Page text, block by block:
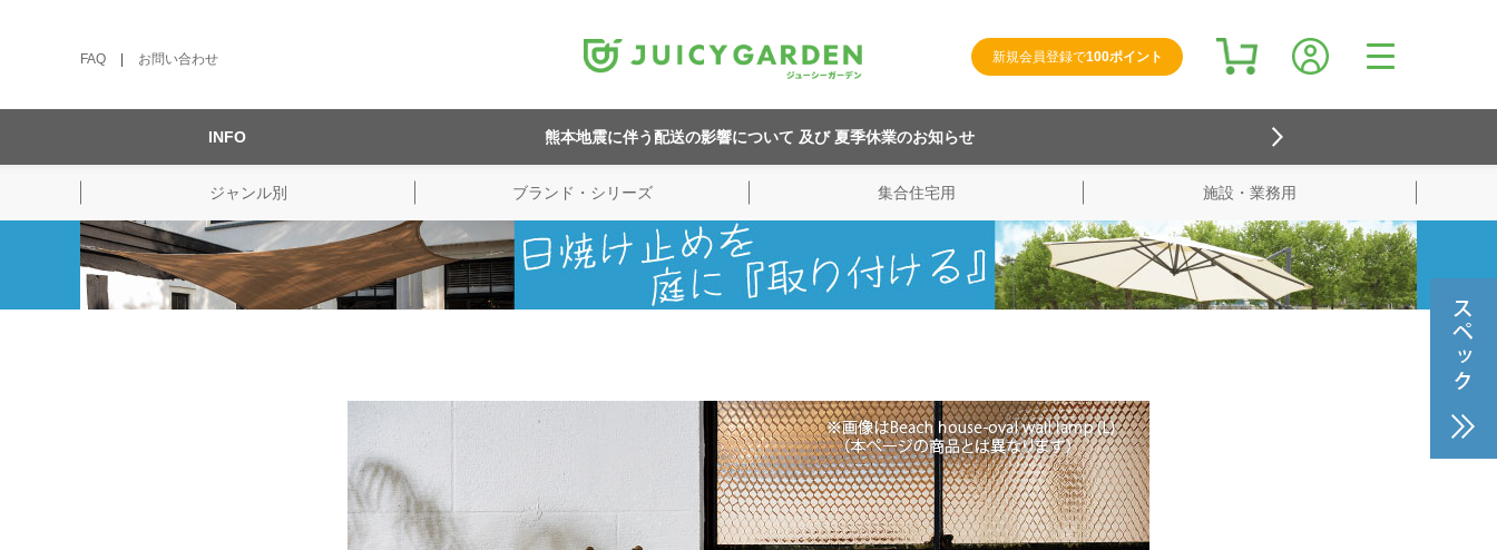
FAQ お問い合わせ 新規会員登録で100ポイント
検索
INFO 熊本地震に伴う配送の影響について 及び 夏季休業のお知らせ
ジャンル別 ブランド・シリーズ 集合住宅用 施設・業務用